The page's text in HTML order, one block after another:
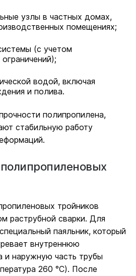
узлы в частных домах,
помещениях;
(с учетом
водой, включая
и полива.
полипропилена,
стабильную работу
тройников
раструбной сварки. Для
паяльник, который
внутреннюю
и наружную часть трубы
260 °C). После